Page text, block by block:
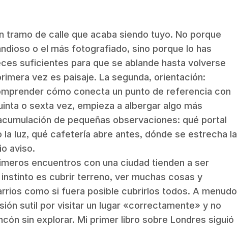
tramo de calle que acaba siendo tuyo. No porque
o el más fotografiado, sino porque lo has
suficientes para que se ablande hasta volverse
vez es paisaje. La segunda, orientación:
cómo conecta un punto de referencia con
o sexta vez, empieza a albergar algo más
de pequeñas observaciones: qué portal
la luz, qué cafetería abre antes, dónde se estrecha la
aviso.
encuentros con una ciudad tienden a ser
instinto es cubrir terreno, ver muchas cosas y
como si fuera posible cubrirlos todos. A menudo
sutil por visitar un lugar «correctamente» y no
sin explorar. Mi primer libro sobre Londres siguió